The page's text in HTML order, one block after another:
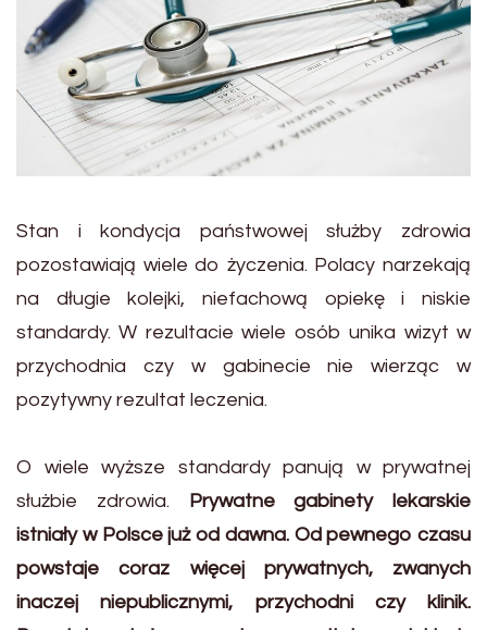
Stan i kondycja państwowej służby zdrowia
pozostawiają wiele do życzenia. Polacy narzekają
na długie kolejki, niefachową opiekę i niskie
standardy. W rezultacie wiele osób unika wizyt w
przychodnia czy w gabinecie nie wierząc w
pozytywny rezultat leczenia.
O wiele wyższe standardy panują w prywatnej
służbie zdrowia. Prywatne gabinety lekarskie
istniały w Polsce już od dawna. Od pewnego czasu
powstaje coraz więcej prywatnych, zwanych
inaczej niepublicznymi, przychodni czy klinik.